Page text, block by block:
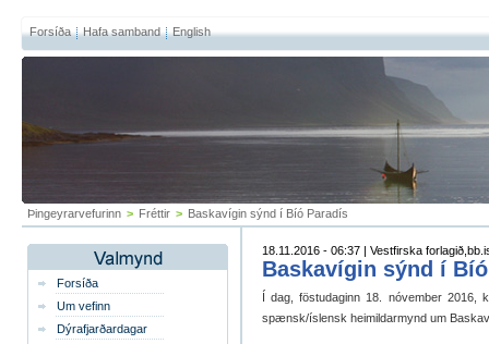
Forsíða Hafa samband English
Þingeyrarvefurinn > Fréttir > Baskavígin sýnd í Bíó Paradís
Forsíða
Um vefinn
Dýrafjarðardagar
18.11.2016 - 06:37 | Vestfirska
Baskavígin sýnd í
Í dag, föstudaginn 18. nóvember 2016,
spænsk/íslensk heimildarmynd um